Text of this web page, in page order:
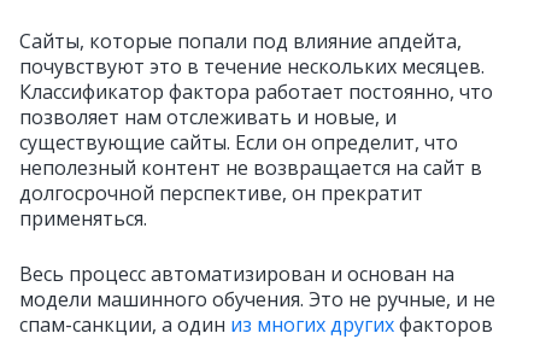
Сайты, которые попали под влияние апдейта,
почувствуют это в течение нескольких месяцев.
Классификатор фактора работает постоянно, что
позволяет нам отслеживать и новые, и
существующие сайты. Если он определит, что
неполезный контент не возвращается на сайт в
долгосрочной перспективе, он прекратит
применяться.
Весь процесс автоматизирован и основан на
модели машинного обучения. Это не ручные, и не
спам-санкции, а один из многих другихфакторов